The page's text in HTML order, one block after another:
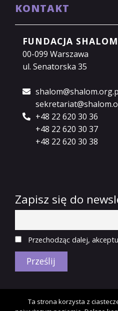
KONTAKT
FUNDACJA SHALOM
00-099 Warszawa
ul. Senatorska 35
+48 22 620 30 36
+48 22 620 30 37
+48 22 620 30 38
Zapisz się do
Przechodząc dalej,
Copyright © 2018
Ta strona korzysta z